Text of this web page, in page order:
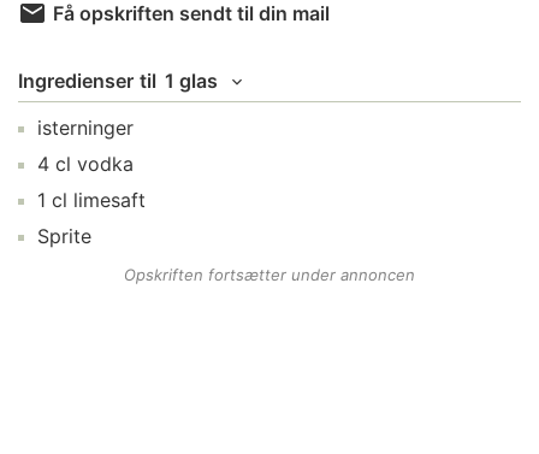
Få opskriften sendt til din mail
Ingredienser til 1 glas
isterninger
4 cl vodka
1 cl limesaft
Sprite
Opskriften fortsætter under annoncen